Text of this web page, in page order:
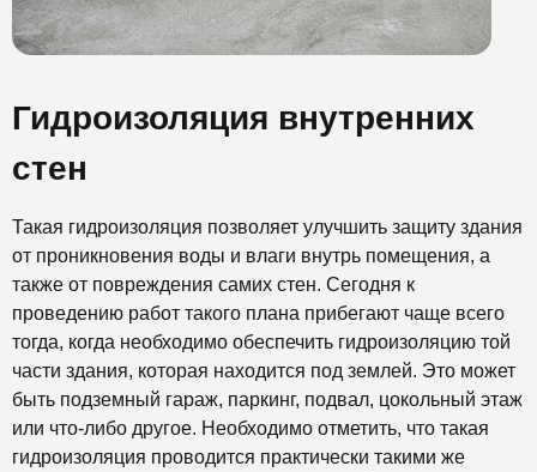
Гидроизоляция внутренних
стен
Такая гидроизоляция позволяет улучшить защиту здания
от проникновения воды и влаги внутрь помещения, а
также от повреждения самих стен. Сегодня к
проведению работ такого плана прибегают чаще всего
тогда, когда необходимо обеспечить гидроизоляцию той
части здания, которая находится под землей. Это может
быть подземный гараж, паркинг, подвал, цокольный этаж
или что-либо другое. Необходимо отметить, что такая
гидроизоляция проводится практически такими же